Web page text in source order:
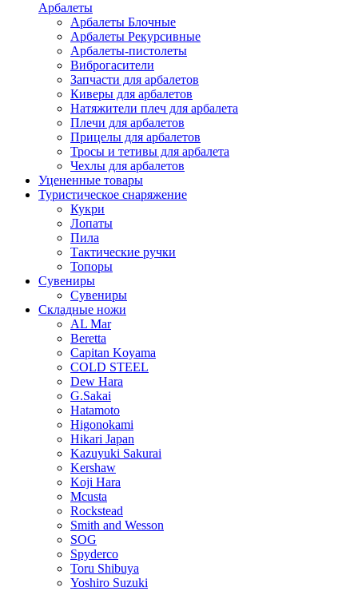
Арбалеты
Арбалеты Блочные
Арбалеты Рекурсивные
Арбалеты-пистолеты
Виброгасители
Запчасти для арбалетов
Киверы для арбалетов
Натяжители плеч для арбалета
Плечи для арбалетов
Прицелы для арбалетов
Тросы и тетивы для арбалета
Чехлы для арбалетов
Уцененные товары
Туристическое снаряжение
Кукри
Лопаты
Пила
Тактические ручки
Топоры
Сувениры
Сувениры
Складные ножи
AL Mar
Beretta
Capitan Koyama
COLD STEEL
Dew Hara
G.Sakai
Hatamoto
Higonokami
Hikari Japan
Kazuyuki Sakurai
Kershaw
Koji Hara
Mcusta
Rockstead
Smith and Wesson
SOG
Spyderco
Toru Shibuya
Yoshiro Suzuki